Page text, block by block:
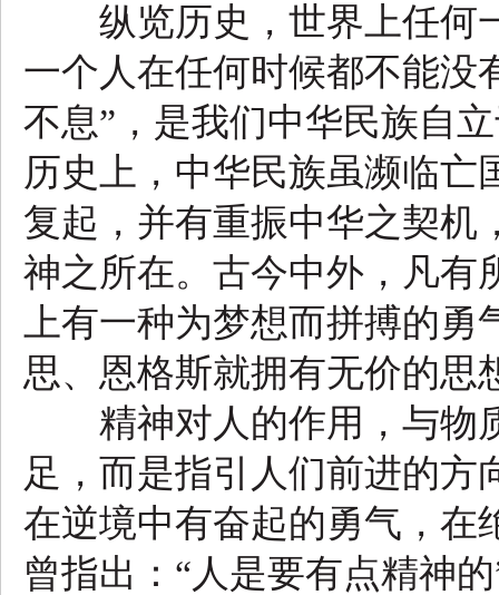
纵览历史，世界上任何
一个人在任何时候都不能没
不息”，是我们中华民族自
历史上，中华民族虽濒临亡
复起，并有重振中华之契机
神之所在。古今中外，凡有
上有一种为梦想而拼搏的
思、恩格斯就拥有无价的思
精神对人的作用，与物
足，而是指引人们前进的方
在逆境中有奋起的勇气，在
曾指出：“人是要有点精神